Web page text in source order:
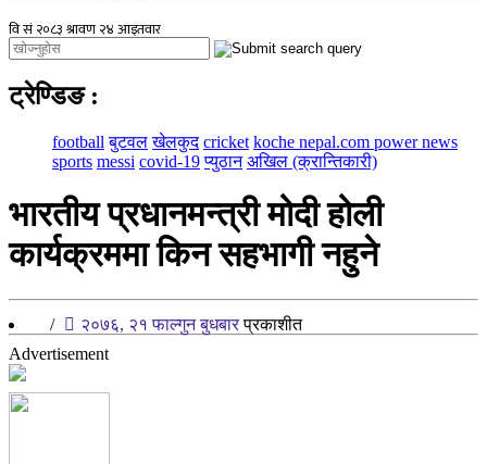
ट्रेण्डिङ :
football बुटवल खेलकुद cricket koche nepal.com power news
sports messi covid-19 प्युठान अखिल (क्रान्तिकारी)
भारतीय प्रधानमन्त्री मोदी होली
कार्यक्रममा किन सहभागी नहुने
/ २०७६, २१ फाल्गुन बुधबारप्रकाशीत
Advertisement